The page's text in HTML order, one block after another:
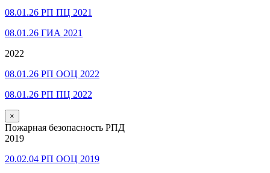
08.01.26 РП ПЦ 2021
08.01.26 ГИА 2021
2022
08.01.26 РП ООЦ 2022
08.01.26 РП ПЦ 2022
×
Пожарная безопасность РПД
2019
20.02.04 РП ООЦ 2019